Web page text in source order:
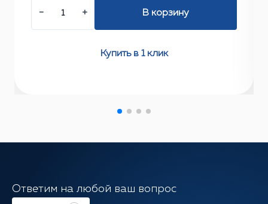
− + В корзину
Купить в 1 клик
Ответим на любой ваш вопрос